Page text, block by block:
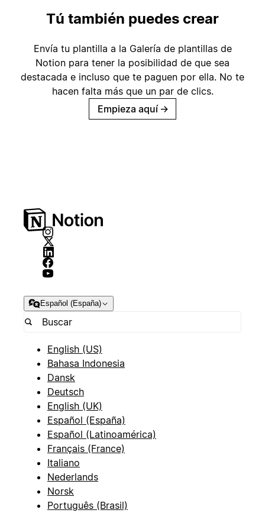
Tú también puedes crear
Envía tu plantilla a la Galería de plantillas de
Notion para tener la posibilidad de que sea
destacada e incluso que te paguen por ella. No te
hacen falta más que un par de clics.
Empieza aquí →
Español (España)
English (US)
Bahasa Indonesia
Dansk
Deutsch
English (UK)
Español (España)
Español (Latinoamérica)
Français (France)
Italiano
Nederlands
Norsk
Português (Brasil)